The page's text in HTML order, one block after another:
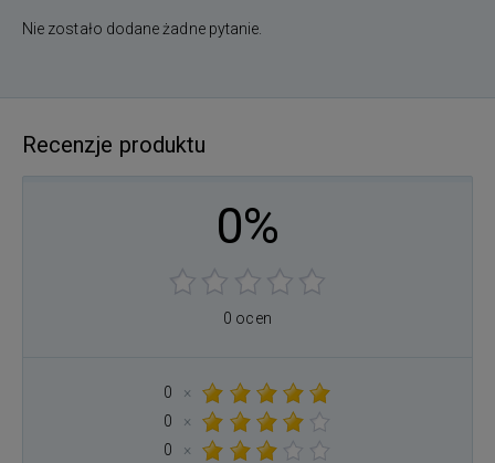
Nie zostało dodane żadne pytanie.
Recenzje produktu
0%
0 ocen
0
×
0
×
0
×